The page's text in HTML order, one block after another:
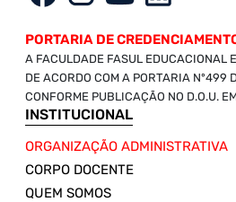
PORTARIA DE
A FACULDADE FASUL EDUCACIONAL
DE ACORDO COM A PORTARIA
CONFORME PUBLICAÇÃO NO D.O.U.
INSTITUCIONAL
ORGANIZAÇÃO ADMINISTRATIVA
CORPO DOCENTE
QUEM SOMOS